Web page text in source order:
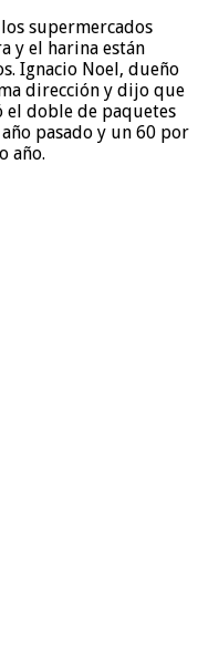
supermercados
y el harina están
Ignacio Noel, dueño
dirección y dijo que
el doble de paquetes
pasado y un 60 por
año.